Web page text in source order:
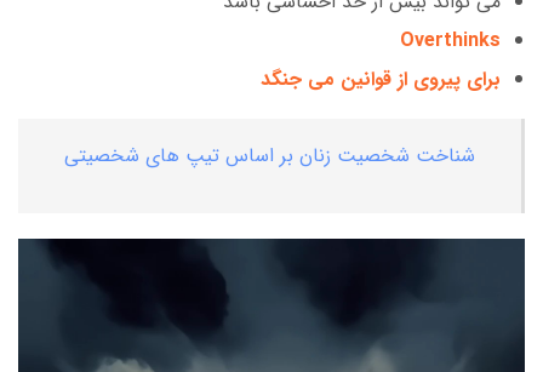
Overthinks
برای پیروی از قوانین می جنگد
شناخت شخصیت زنان بر اساس تیپ های شخصیتی